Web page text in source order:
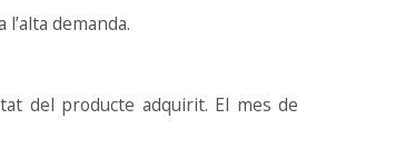
demanda.
del producte adquirit. El mes de